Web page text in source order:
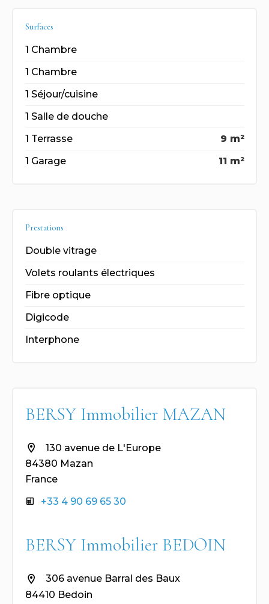
Surfaces
1 Chambre
1 Chambre
1 Séjour/cuisine
1 Salle de douche
1 Terrasse
9 m²
1 Garage
11 m²
Prestations
Double vitrage
Volets roulants électriques
Fibre optique
Digicode
Interphone
BERSY Immobilier MAZAN
130 avenue de L'Europe
84380 Mazan
France
+33 4 90 69 65 30
BERSY Immobilier BEDOIN
306 avenue Barral des Baux
84410 Bedoin